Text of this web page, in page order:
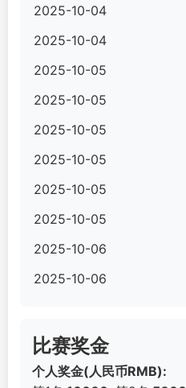
2025-10-04
2025-10-04
2025-10-05
2025-10-05
2025-10-05
2025-10-05
2025-10-05
2025-10-05
2025-10-06
2025-10-06
比赛奖金
个人奖金(人民币RMB):